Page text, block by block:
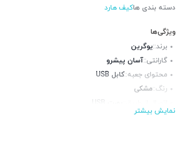
دسته بندی هاکیف هارد
ویژگی‌ها
برند::یوگرین
گارانتی::آسان پیشرو
محتوای جعبه::کابل USB
رنگ::مشکی
مناسب برای::
نمایش بیشتر